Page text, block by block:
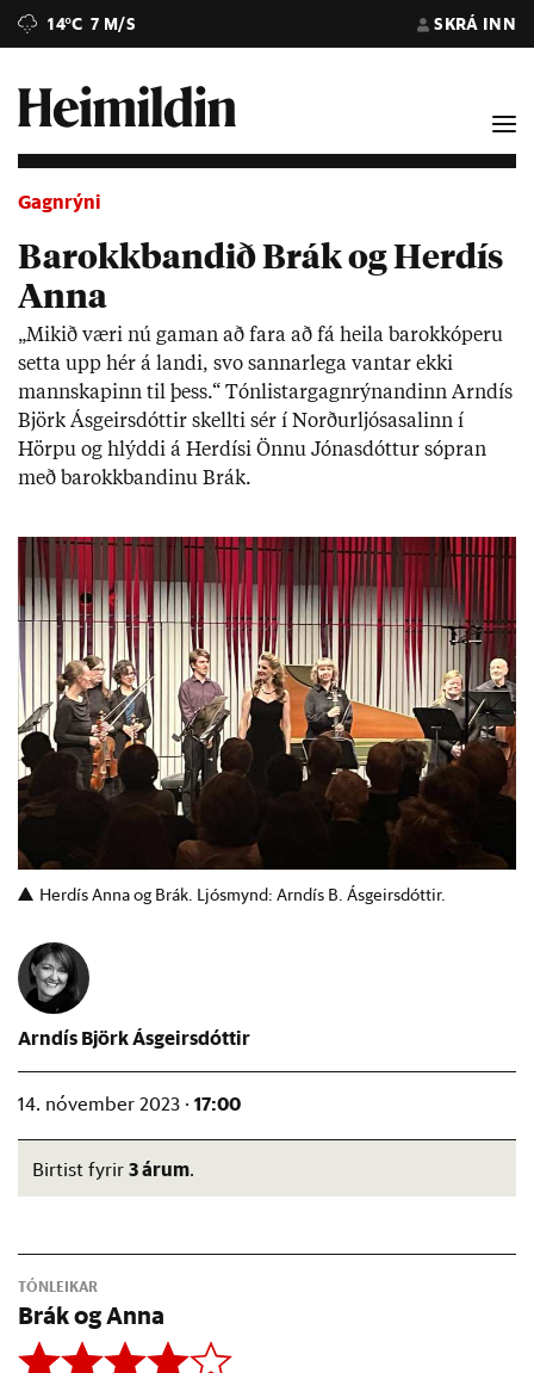
14°C 7 M/S SKRÁ INN
Gagnrýni
Barokkbandið Brák og Herdís
Anna
„Mik­ið væri nú gam­an að fara að fá heila barokkóperu
setta upp hér á landi, svo sann­ar­lega vant­ar ekki
mann­skap­inn til þess.“ Tón­list­ar­gagn­rýn­and­inn Arn­dís
Björk Ás­geirs­dótt­ir skellti sér í Norð­ur­ljósa­sal­inn í
Hörpu og hlýddi á Her­dísi Önnu Jón­as­dótt­ur sópr­an
með barokk­band­inu Brák.
Herdís Anna og Brák. Ljósmynd: Arndís B. Ásgeirsdóttir.
Arndís Björk Ásgeirsdóttir
14. nóvember 2023 · 17:00
Birtist fyrir 3 árum.
TÓNLEIKAR
Brák og Anna